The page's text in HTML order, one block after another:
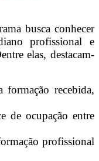
busca conhecer
profissional e
elas, destacam-
formação recebida,
de ocupação entre
profissional